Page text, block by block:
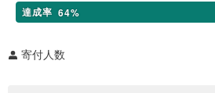
達成率 64%
寄付人数